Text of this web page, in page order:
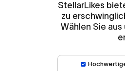
StellarLikes
zu
Wählen Sie